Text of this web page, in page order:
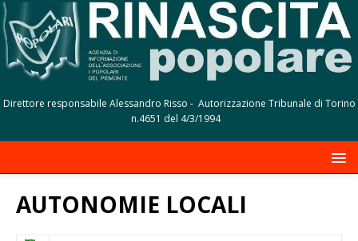
Direttore responsabile Alessandro Risso - Autorizzazione Tribunale di Torino
n.4651 del 4/3/1994
AUTONOMIE LOCALI